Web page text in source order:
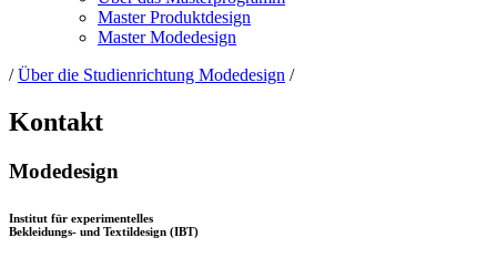
Master Produktdesign
Master Modedesign
/Über die Studienrichtung Modedesign /
Kontakt
Modedesign
Institut für experimentelles
Bekleidungs- und Textildesign (IBT)